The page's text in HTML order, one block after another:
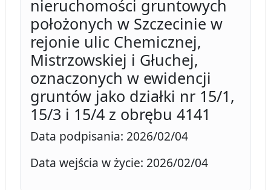
nieruchomości gruntowych
położonych w Szczecinie w
rejonie ulic Chemicznej,
Mistrzowskiej i Głuchej,
oznaczonych w ewidencji
gruntów jako działki nr 15/1,
15/3 i 15/4 z obrębu 4141
Data podpisania: 2026/02/04
Data wejścia w życie: 2026/02/04